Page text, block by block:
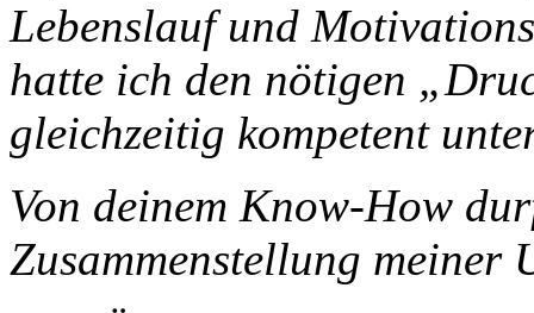
Lebenslauf und
hatte ich den nötigen
gleichzeitig kompetent
Von deinem Know-How
Zusammenstellung meiner